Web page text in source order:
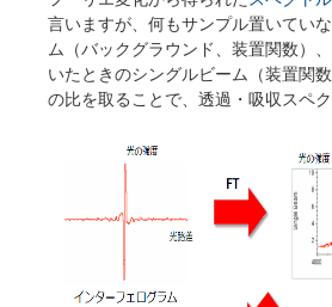
言いますが、何もサンプル置いてい
ム（バックグラウンド、装置関数）
いたときのシングルビーム（装置関
の比を取ることで、透過・吸収スペ